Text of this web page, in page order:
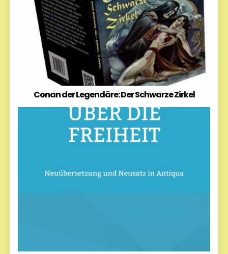
Conan der Legendäre: Der Schwarze Zirkel